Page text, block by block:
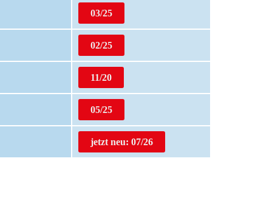
03/25
02/25
11/20
05/25
jetzt neu: 07/26